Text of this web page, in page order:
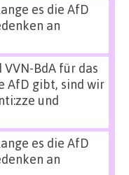
es die AfD
an
VVN-BdA für das
AfD gibt, sind wir
und
es die AfD
an